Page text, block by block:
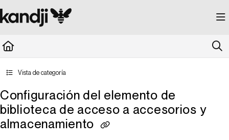
Documentation Index
Fetch the complete documentation index at: https://kandji.document360.io/
Vista de categoría
Configuración del elemento de
biblioteca de acceso a accesorios y
almacenamiento